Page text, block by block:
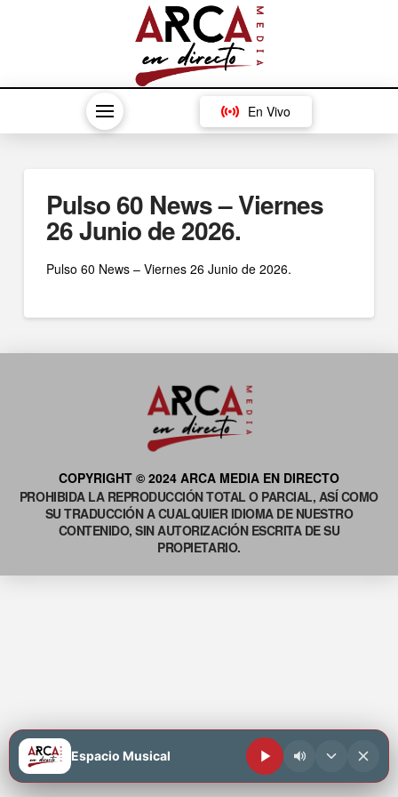
En Vivo
Pulso 60 News – Viernes
26 Junio de 2026.
Pulso 60 News – Viernes 26 Junio de 2026.
COPYRIGHT © 2024 ARCA MEDIA EN DIRECTO
PROHIBIDA LA REPRODUCCIÓN TOTAL O PARCIAL, ASÍ COMO
SU TRADUCCIÓN A CUALQUIER IDIOMA DE NUESTRO
CONTENIDO, SIN AUTORIZACIÓN ESCRITA DE SU
PROPIETARIO.
Espacio Musical